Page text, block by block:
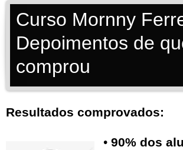
Curso Mornny
Depoimentos de
comprou
Resultados comprovados:
• 90% dos